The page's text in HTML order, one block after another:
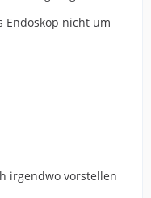
Endoskop nicht um
irgendwo vorstellen